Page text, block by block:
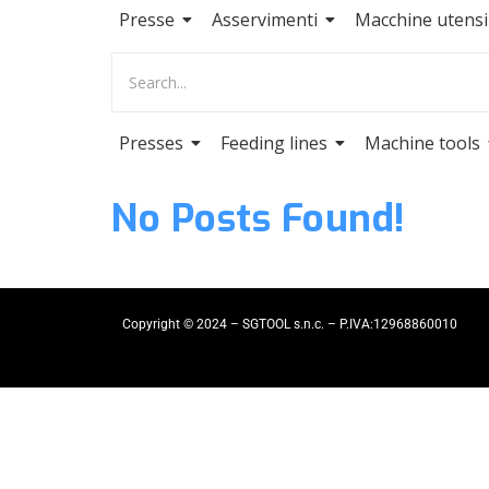
Presse Asservimenti Macchine
Presses Feeding lines Machine tools
No Posts Found!
Copyright © 2024 – SGTOOL s.n.c. – P.IVA:12968860010